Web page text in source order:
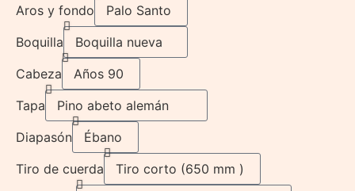
Aros y fondo
Boquilla
Cabeza
Tapa
Diapasón
Tiro de cuerda